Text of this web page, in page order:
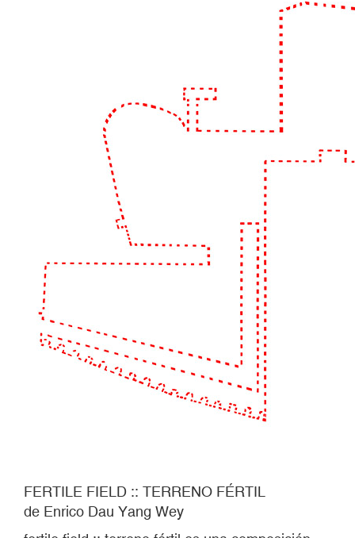
FERTILE FIELD :: TERRENO FÉRTIL
de Enrico Dau Yang Wey